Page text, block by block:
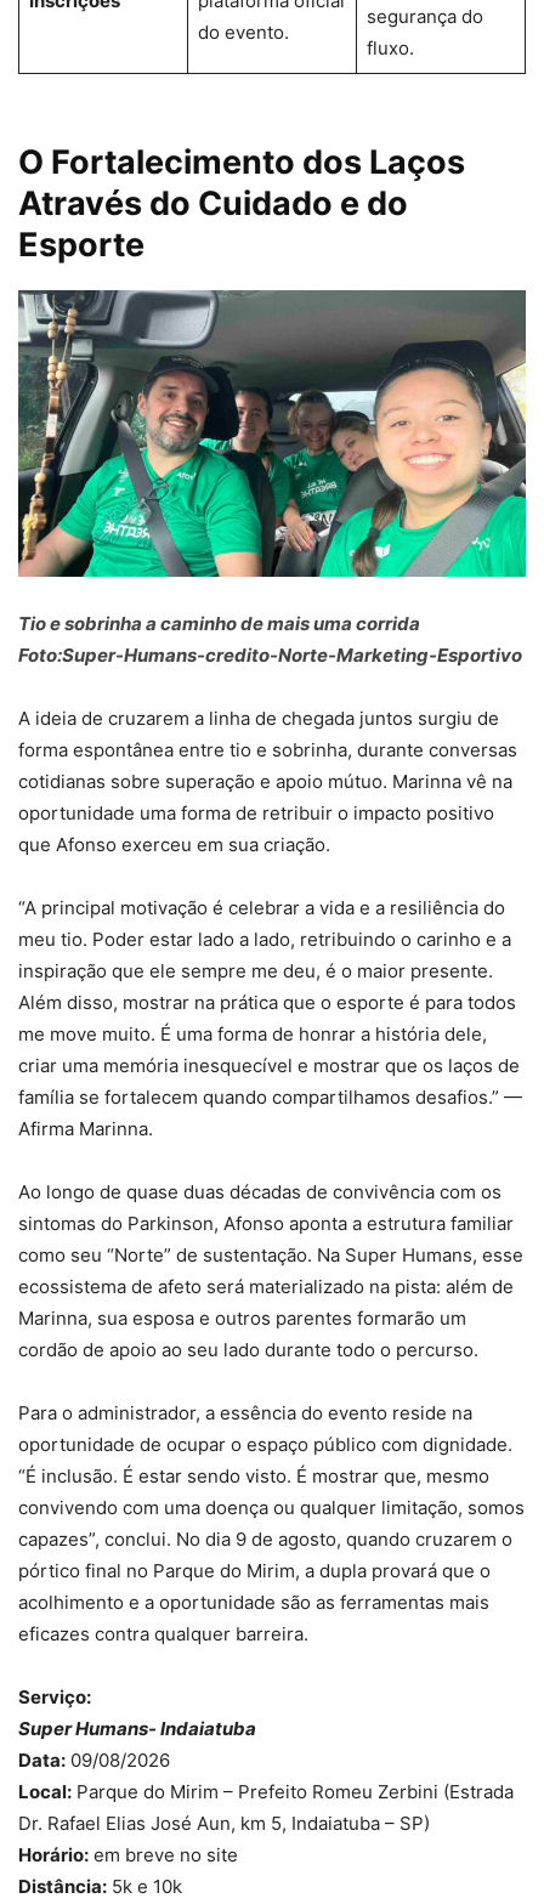
do evento.
segurança do
fluxo.
O Fortalecimento dos Laços
Através do Cuidado e do
Esporte
Tio e sobrinha a caminho de mais uma corrida
Foto:Super-Humans-credito-Norte-Marketing-Esportivo
A ideia de cruzarem a linha de chegada juntos surgiu de
forma espontânea entre tio e sobrinha, durante conversas
cotidianas sobre superação e apoio mútuo. Marinna vê na
oportunidade uma forma de retribuir o impacto positivo
que Afonso exerceu em sua criação.
“A principal motivação é celebrar a vida e a resiliência do
meu tio. Poder estar lado a lado, retribuindo o carinho e a
inspiração que ele sempre me deu, é o maior presente.
Além disso, mostrar na prática que o esporte é para todos
me move muito. É uma forma de honrar a história dele,
criar uma memória inesquecível e mostrar que os laços de
família se fortalecem quando compartilhamos desafios.” —
Afirma Marinna.
Ao longo de quase duas décadas de convivência com os
sintomas do Parkinson, Afonso aponta a estrutura familiar
como seu “Norte” de sustentação. Na Super Humans, esse
ecossistema de afeto será materializado na pista: além de
Marinna, sua esposa e outros parentes formarão um
cordão de apoio ao seu lado durante todo o percurso.
Para o administrador, a essência do evento reside na
oportunidade de ocupar o espaço público com dignidade.
“É inclusão. É estar sendo visto. É mostrar que, mesmo
convivendo com uma doença ou qualquer limitação, somos
capazes”, conclui. No dia 9 de agosto, quando cruzarem o
pórtico final no Parque do Mirim, a dupla provará que o
acolhimento e a oportunidade são as ferramentas mais
eficazes contra qualquer barreira.
Serviço:
Super Humans- Indaiatuba
Data: 09/08/2026
Local: Parque do Mirim – Prefeito Romeu Zerbini (Estrada
Dr. Rafael Elias José Aun, km 5, Indaiatuba – SP)
Horário: em breve no site
Distância: 5k e 10k